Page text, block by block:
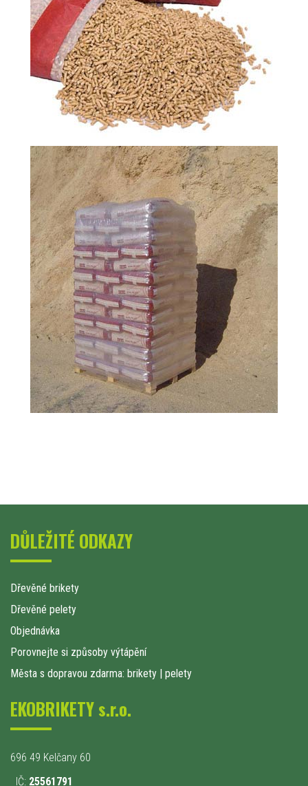
DŮLEŽITÉ ODKAZY
Dřevěné brikety
Dřevěné pelety
Objednávka
Porovnejte si způsoby výtápění
Města s dopravou zdarma: brikety | pelety
EKOBRIKETY s.r.o.
696 49 Kelčany 60
IČ: 25561791